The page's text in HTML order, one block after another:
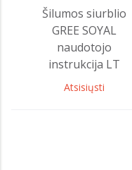
Šilumos siurblio
GREE SOYAL
naudotojo
instrukcija LT
Atsisiųsti